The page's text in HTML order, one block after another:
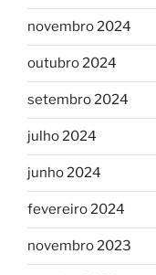
novembro 2024
outubro 2024
setembro 2024
julho 2024
junho 2024
fevereiro 2024
novembro 2023